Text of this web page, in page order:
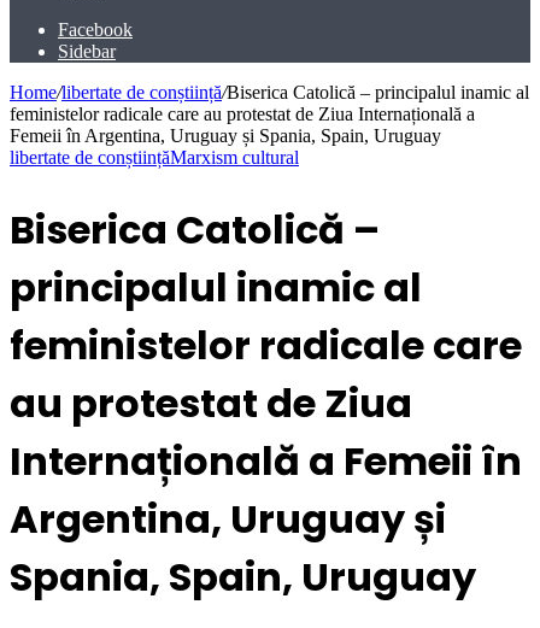
Facebook
Sidebar
Home/libertate de conștiință/Biserica Catolică – principalul inamic al
feministelor radicale care au protestat de Ziua Internațională a
Femeii în Argentina, Uruguay și Spania, Spain, Uruguay
libertate de conștiințăMarxism cultural
Biserica Catolică –
principalul inamic al
feministelor radicale care
au protestat de Ziua
Internațională a Femeii în
Argentina, Uruguay și
Spania, Spain, Uruguay